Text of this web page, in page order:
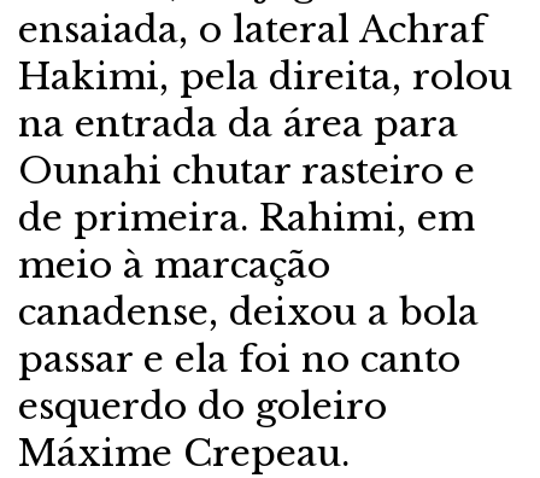
ensaiada, o lateral Achraf
Hakimi, pela direita, rolou
na entrada da área para
Ounahi chutar rasteiro e
de primeira. Rahimi, em
meio à marcação
canadense, deixou a bola
passar e ela foi no canto
esquerdo do goleiro
Máxime Crepeau.